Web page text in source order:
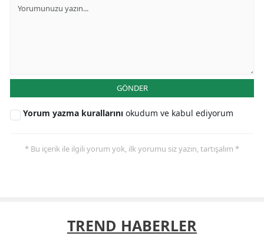
GÖNDER
Yorum yazma kurallarını okudum ve kabul ediyorum
* Bu içerik ile ilgili yorum yok, ilk yorumu siz yazın, tartışalım *
TREND HABERLER